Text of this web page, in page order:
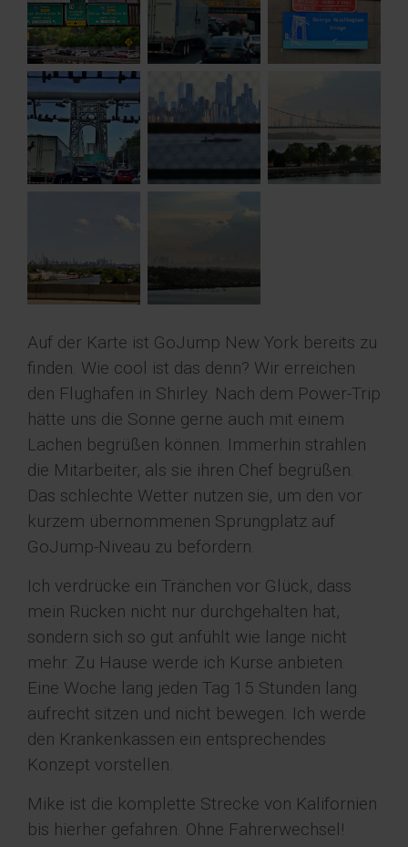
Auf der Karte ist GoJump New York bereits zu
finden. Wie cool ist das denn? Wir erreichen
den Flughafen in Shirley. Nach dem Power-Trip
hätte uns die Sonne gerne auch mit einem
Lachen begrüßen können. Immerhin strahlen
die Mitarbeiter, als sie ihren Chef begrüßen.
Das schlechte Wetter nutzen sie, um den vor
kurzem übernommenen Sprungplatz auf
GoJump-Niveau zu befördern.
Ich verdrücke ein Tränchen vor Glück, dass
mein Rücken nicht nur durchgehalten hat,
sondern sich so gut anfühlt wie lange nicht
mehr. Zu Hause werde ich Kurse anbieten.
Eine Woche lang jeden Tag 15 Stunden lang
aufrecht sitzen und nicht bewegen. Ich werde
den Krankenkassen ein entsprechendes
Konzept vorstellen.
Mike ist die komplette Strecke von Kalifornien
bis hierher gefahren. Ohne Fahrerwechsel!